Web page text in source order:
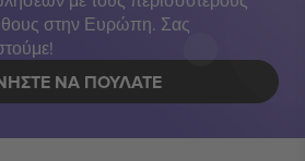
στην Ευρώπη. Σας
ΝΑ ΠΟΥΛΆΤΕ